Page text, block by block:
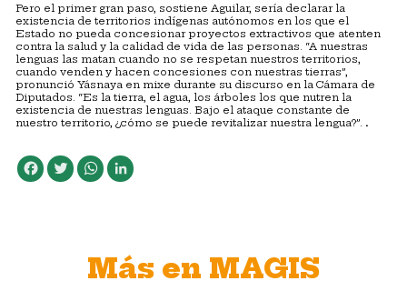
Pero el primer gran paso, sostiene Aguilar, sería declarar la
existencia de territorios indígenas autónomos en los que el
Estado no pueda concesionar proyectos extractivos que atenten
contra la salud y la calidad de vida de las personas. “A nuestras
lenguas las matan cuando no se respetan nuestros territorios,
cuando venden y hacen concesiones con nuestras tierras”,
pronunció Yásnaya en mixe durante su discurso en la Cámara de
Diputados. “Es la tierra, el agua, los árboles los que nutren la
existencia de nuestras lenguas. Bajo el ataque constante de
nuestro territorio, ¿cómo se puede revitalizar nuestra lengua?”. .
Facebook
TwitterWhatsApp
Más en MAGIS